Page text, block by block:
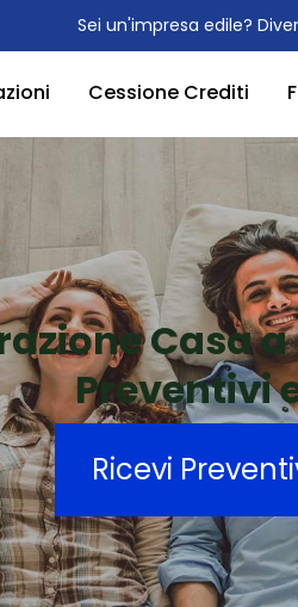
Sei un'impresa edile?
Cessione Crediti
Casa
Preventivi
Ricevi